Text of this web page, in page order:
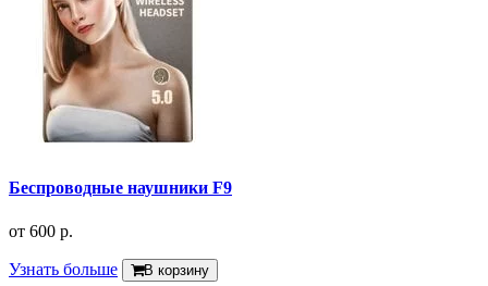
Беспроводные наушники F9
от 600 р.
Узнать больше В корзину